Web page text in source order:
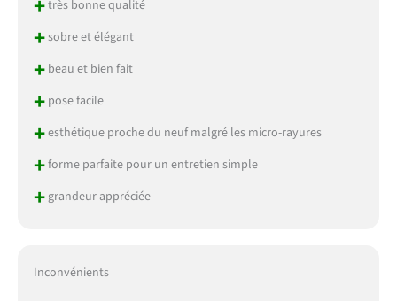
+très bonne qualité
+sobre et élégant
+beau et bien fait
+pose facile
+esthétique proche du neuf malgré les micro-rayures
+forme parfaite pour un entretien simple
+grandeur appréciée
Inconvénients